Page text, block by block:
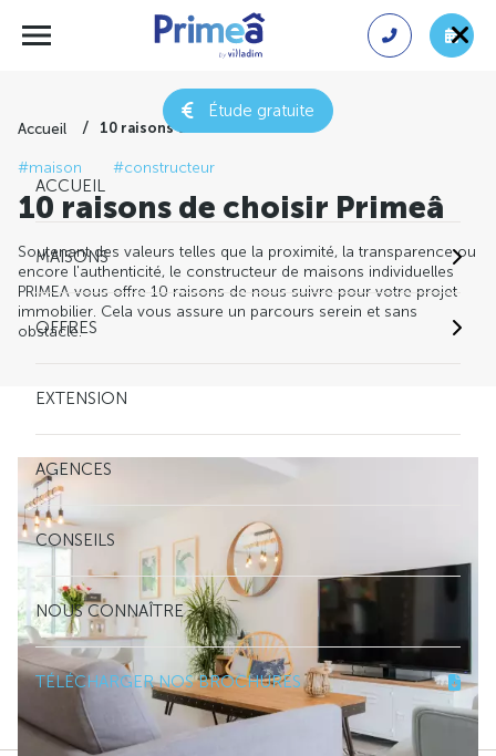
Étude gratuite
ACCUEIL
MAISONS
OFFRES
EXTENSION
AGENCES
CONSEILS
NOUS CONNAÎTRE
TÉLÉCHARGER NOS BROCHURES
Accueil 10 raisons de choisir Primeâ
#maison #constructeur
10 raisons de choisir Primeâ
Soutenant des valeurs telles que la proximité, la transparence ou
encore l'authenticité, le constructeur de maisons individuelles
PRIMEA vous offre 10 raisons de nous suivre pour votre projet
immobilier. Cela vous assure un parcours serein et sans
obstacle.